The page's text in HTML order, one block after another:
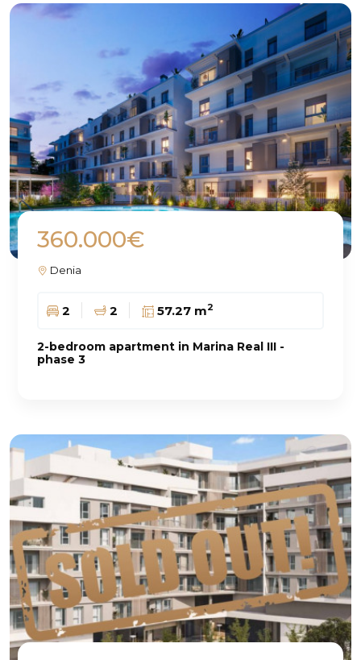
360.000€
Denia
2 2 57.27 m2
2-bedroom apartment in Marina Real III -
phase 3